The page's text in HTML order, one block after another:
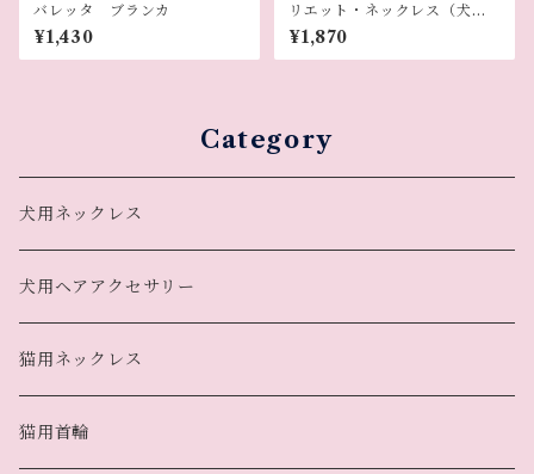
バレッタ ブランカ
¥1,430
リエット・ネックレス（犬用
ネックレス）
¥1,870
Category
犬用ネックレス
犬用ヘアアクセサリー
猫用ネックレス
猫用首輪